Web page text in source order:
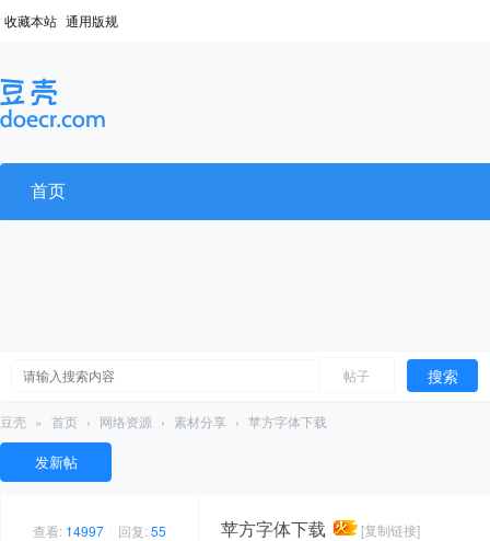
收藏本站 通用版规
首页
帖子 搜索
豆壳 » 首页 › 网络资源 › 素材分享 › 苹方字体下载
发新帖
查看: 14997 回复:55 苹方字体下载 [复制链接]